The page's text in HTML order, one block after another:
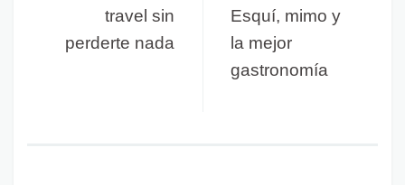
travel sin
perderte nada
Esquí, mimo y
la mejor
gastronomía